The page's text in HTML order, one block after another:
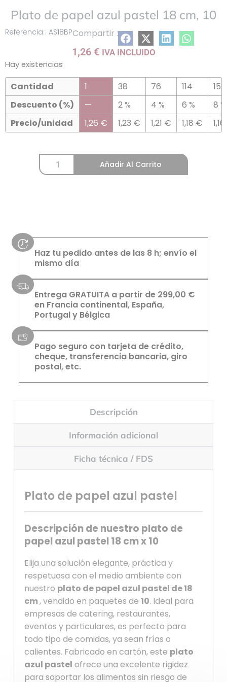
Referencia : AS18BPCompartir :
Plato de papel azul pastel 18 cm, 10
1,26 € IVA INCLUIDO
Hay existencias
Cantidad
Descuento (%)
Precio/unidad
1
—
1,26 €
38
2 %
1,23 €
76
4 %
1,21 €
114
6 %
1,18 €
8 %
1,16
Añadir Al Carrito
Haz tu pedido antes de las 8 h; envío el
mismo día
Entrega GRATUITA a partir de 299,00 €
en Francia continental, España,
Portugal y Bélgica
Pago seguro con tarjeta de crédito,
cheque, transferencia bancaria, giro
postal, etc.
Descripción
Información adicional
Ficha técnica / FDS
Plato de papel azul pastel
Descripción de nuestro plato de
papel azul pastel 18 cm x 10
Elija una solución elegante, práctica y
respetuosa con el medio ambiente con
nuestro plato de papel azul pastel de 18
cm, vendido en paquetes de 10. Ideal para
empresas de catering, restaurantes,
eventos y particulares, es perfecto para
todo tipo de comidas, ya sean frías o
calientes. Fabricado en cartón, este plato
azul pastel ofrece una excelente rigidez
para soportar los alimentos sin riesgo de